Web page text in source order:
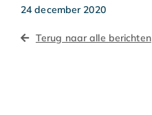
24 december 2020
Terug naar alle berichten